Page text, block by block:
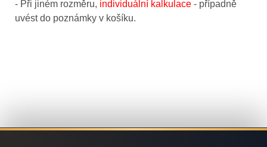
- Při jiném rozměru, individuální kalkulace - případně
uvést do poznámky v košíku.